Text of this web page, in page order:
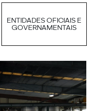
ENTIDADES OFICIAIS E
GOVERNAMENTAIS